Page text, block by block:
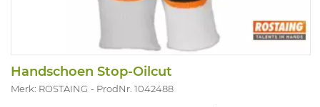
Handschoen Stop-Oilcut
Merk: ROSTAING ProdNr. 1042488